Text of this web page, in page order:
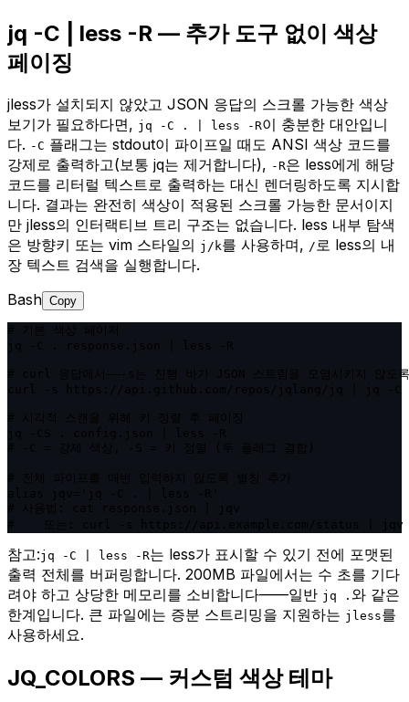
jq -C | less -R — 추가 도구 없이 색상
페이징
jless가 설치되지 않았고 JSON 응답의 스크롤 가능한 색상
보기가 필요하다면, jq -C . | less -R이 충분한 대안입니
다. -C 플래그는 stdout이 파이프일 때도 ANSI 색상 코드를
강제로 출력하고(보통 jq는 제거합니다), -R은 less에게 해당
코드를 리터럴 텍스트로 출력하는 대신 렌더링하도록 지시합
니다. 결과는 완전히 색상이 적용된 스크롤 가능한 문서이지
만 jless의 인터랙티브 트리 구조는 없습니다. less 내부 탐색
은 방향키 또는 vim 스타일의 j/k를 사용하며, /로 less의 내
장 텍스트 검색을 실행합니다.
Bash Copy
# curl 응답에서——-s는 진행 바가 JSON 스트림을 오염시키지 않도
#    또는: curl -s https://api.example.com/status | jqv
참고:jq -C | less -R는 less가 표시할 수 있기 전에 포맷된
출력 전체를 버퍼링합니다. 200MB 파일에서는 수 초를 기다
려야 하고 상당한 메모리를 소비합니다——일반 jq . 와 같은
한계입니다. 큰 파일에는 증분 스트리밍을 지원하는 jless를
사용하세요.
JQ_COLORS — 커스텀 색상 테마